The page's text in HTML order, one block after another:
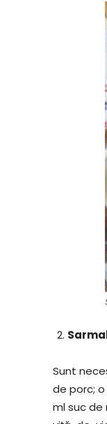
Sunt
de porc;
ml suc de